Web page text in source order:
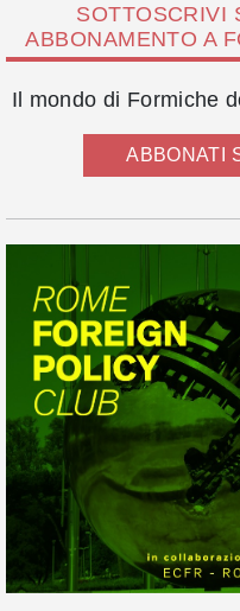
SOTTOSCRIVI
ABBONAMENTO A
Il mondo di Formiche
ABBONATI